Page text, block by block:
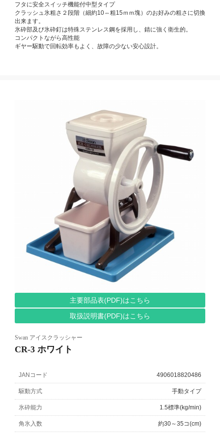
フタに安全スイッチ機能付中型タイプ
クラッシュ氷粗さ２段階（細約10⇔粗15ｍｍ塊）のお好みの粗さに切換
出来ます。
氷砕部及び氷砕釘は特殊ステンレス鋼を採用し、錆に強く衛生的。
コンパクトながら高性能
ギヤー駆動で回転効率もよく、故障の少ない安心設計。
主要部品表(PDF)はこちら
取扱説明書(PDF)はこちら
Swan アイスクラッシャー
CR-3 ホワイト
JANコード 4906018820486
駆動方式 手動タイプ
氷砕能力 1.5標準(kg/min)
角氷入数 約30～35コ(cm)